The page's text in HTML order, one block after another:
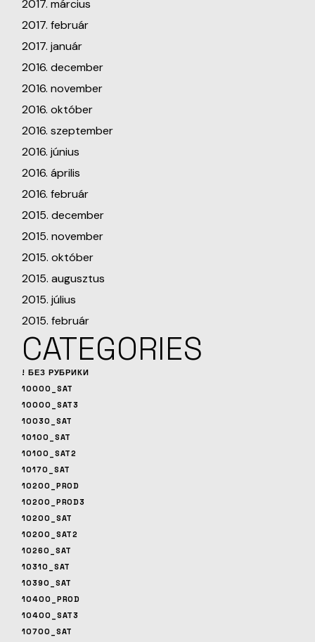
2017. március
2017. február
2017. január
2016. december
2016. november
2016. október
2016. szeptember
2016. június
2016. április
2016. február
2015. december
2015. november
2015. október
2015. augusztus
2015. július
2015. február
CATEGORIES
! БЕЗ РУБРИКИ
10000_SAT
10000_SAT3
10030_SAT
10100_SAT
10100_SAT2
10170_SAT
10200_PROD
10200_PROD3
10200_SAT
10200_SAT2
10260_SAT
10310_SAT
10390_SAT
10400_PROD
10400_SAT3
10700_SAT